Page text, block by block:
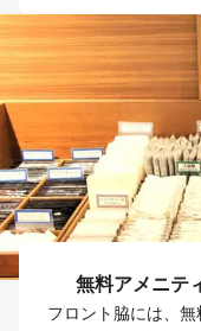
無料アメニテ
フロント脇には、